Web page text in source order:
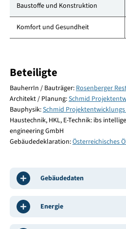
Baustoffe und Konstruktion
Komfort und Gesundheit
Beteiligte
BauherrIn / Bauträger: Rosenberger
Architekt / Planung:Schmid
Bauphysik:Schmid Projektentwicklungs
Haustechnik, HKL, E-Technik: ibs
engineering GmbH
Gebäudedeklaration:Österreichisches
Gebäudedaten
Energie